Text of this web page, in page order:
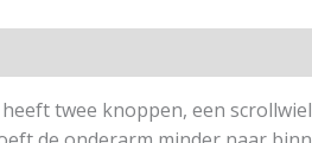
twee knoppen, een